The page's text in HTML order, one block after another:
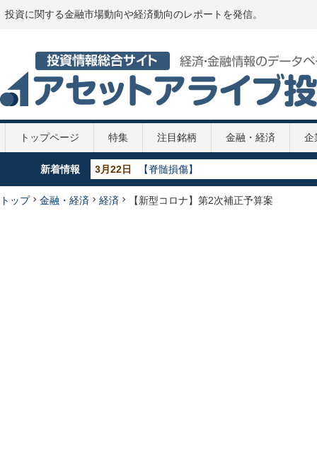
投資に関する金融市場動向や経済動向のレポートを発信。
トップページ 特集 注目銘柄 金融・経済 企
新着情報 5月29日
【GDP】各国のGDP推移 2020年
5月29日
【政策金利推移】2020年
5月29日
【新型コロナ】第2次補正予算案
トップ 金融・経済 経済 【新型コロナ】第2次補正予算案